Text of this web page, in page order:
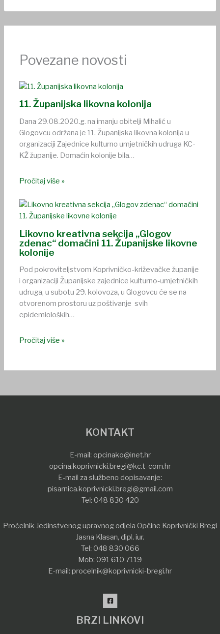
Povezane novosti
11. Županijska likovna kolonija
Dana 29.08.2020.g. na imanju obitelji Mihalić u
Glogovcu održana je 11. Županijska likovna kolonija u
organizaciji Zajednice kulturno umjetničkih udruga KC-
KŽ županije. Domaćin kolonije bila…
Pročitaj više »
Likovno kreativna sekcija „Glogov
zdenac“ domaćini 11. Županijske likovne
kolonije
Pod pokroviteljstvom Koprivničko-križevačke županije
i organizaciji Županijske zajednice kulturno-umjetničkih
udruga, u subotu 29. kolovoza, u Glogovcu će se na
otvorenom prostoru uz poštivanje svih
epidemioloških…
Pročitaj više »
KONTAKT
E-mail: opcinako@inet.hr
opcina.koprivnicki.bregi@kc.t-com.hr
E-mail za službeno dopisavanje:
pisarnica.koprivnicki.bregi@gmail.com
Tel: 048 830 420
Pročelnik Jedinstvenog upravnog odjela Općine Koprivnički Bregi
Jasna Klasan, dipl. iur.
Tel: 048 830 066
Mob: 091 610 7119
E-mail: procelnik@koprivnicki-bregi.hr
BRZI LINKOVI